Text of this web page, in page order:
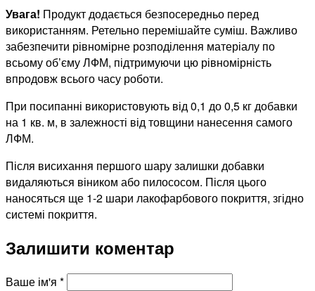
Увага! Продукт додається безпосередньо перед
використанням. Ретельно перемішайте суміш. Важливо
забезпечити рівномірне розподілення матеріалу по
всьому об’єму ЛФМ, підтримуючи цю рівномірність
впродовж всього часу роботи.
При посипанні використовують від 0,1 до 0,5 кг добавки
на 1 кв. м, в залежності від товщини нанесення самого
ЛФМ.
Після висихання першого шару залишки добавки
видаляються віником або пилососом. Після цього
наносяться ще 1-2 шари лакофарбового покриття, згідно
системі покриття.
Залишити коментар
Ваше ім'я *